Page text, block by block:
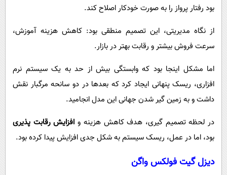
بود رفتار پرواز را به صورت خودکار اصلاح کند.
از نگاه مدیریتی، این تصمیم منطقی بود: کاهش هزینه آموزش،
سرعت فروش بیشتر و رقابت بهتر در بازار.
اما مشکل اینجا بود که وابستگی بیش از حد به یک سیستم نرم
افزاری، ریسک پنهانی ایجاد کرد که بعدها در دو سانحه مرگبار نقش
داشت و به زمین گیر شدن جهانی این مدل انجامید.
در لحظه تصمیم گیری، هدف کاهش هزینه و افزایش رقابت پذیری
بود، اما در عمل، ریسک سیستم به شکل جدی افزایش پیدا کرده بود.
دیزل گیت فولکس واگن